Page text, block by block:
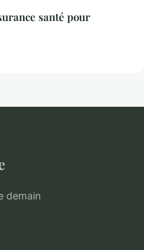
santé pour
demain